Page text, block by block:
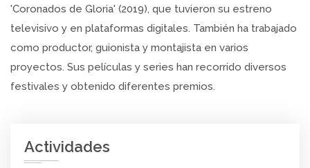
'Coronados de Gloria' (2019), que tuvieron su estreno
televisivo y en plataformas digitales. También ha trabajado
como productor, guionista y montajista en varios
proyectos. Sus películas y series han recorrido diversos
festivales y obtenido diferentes premios.
Actividades